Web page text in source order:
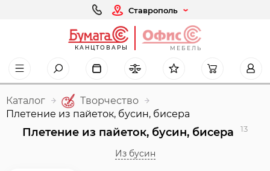
Ставрополь
КАНЦТОВАРЫ МЕБЕЛЬ
Каталог
Творчество
Плетение из пайеток, бусин, бисера
Плетение из пайеток, бусин, бисера 13
Из бусин